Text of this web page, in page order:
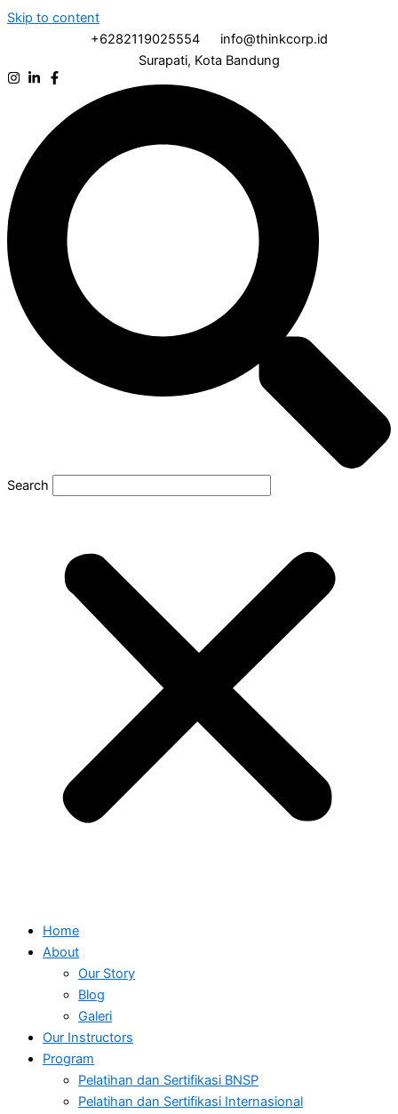
Skip to content
+6282119025554
info@thinkcorp.id
Surapati, Kota Bandung
Search
Home
About
Our Story
Blog
Galeri
Our Instructors
Program
Pelatihan dan Sertifikasi BNSP
Pelatihan dan Sertifikasi Internasional